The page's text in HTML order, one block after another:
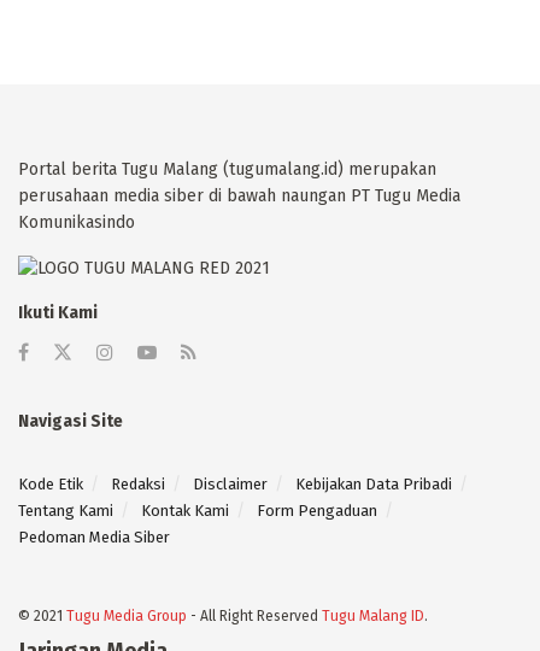
Portal berita Tugu Malang (tugumalang.id) merupakan
perusahaan media siber di bawah naungan PT Tugu Media
Komunikasindo
Ikuti Kami
Navigasi Site
Kode Etik Redaksi Disclaimer
Kebijakan Data Pribadi
Tentang Kami
Kontak Kami
Form Pengaduan
Pedoman Media Siber
© 2021 Tugu Media Group - All Right Reserved Tugu Malang ID.